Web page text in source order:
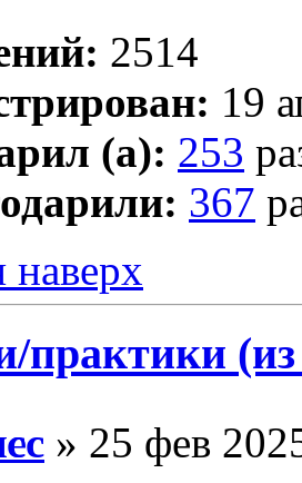
2514
19
(а): 253
367
наверх
практики
» 25 фев